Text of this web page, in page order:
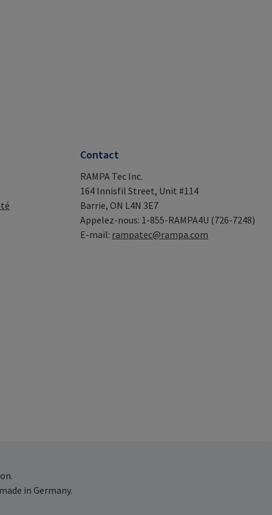
Contact
RAMPA Tec Inc.
164 Innisfil Street, Unit #114
Barrie, ON L4N 3E7
Appelez-nous: 1-855-RAMPA4U (726-7248)
E-mail: rampatec@rampa.com
in Germany.